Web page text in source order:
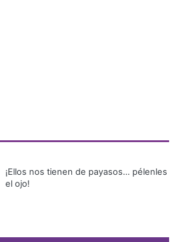
¡Ellos nos tienen de payasos… pélenles
el ojo!